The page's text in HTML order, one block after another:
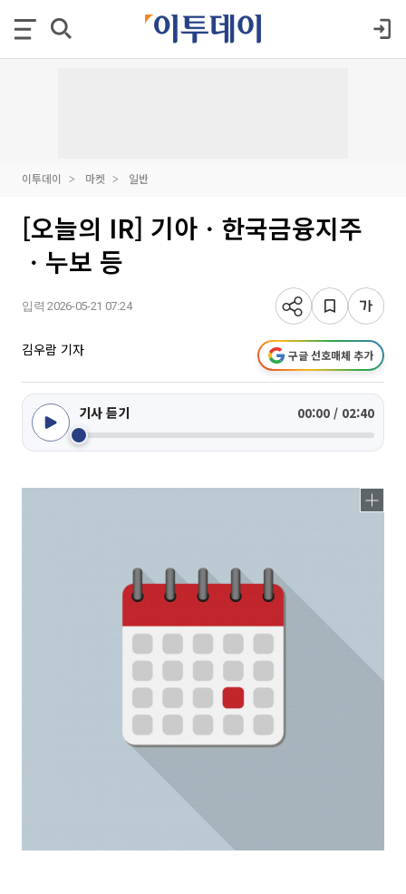
이투데이 마켓 일반
[오늘의 IR] 기아ㆍ한국금융지주
ㆍ누보 등
입력 2026-05-21 07:24
김우람 기자 구글 선호매체 추가
기사 듣기 00:00 / 02:40